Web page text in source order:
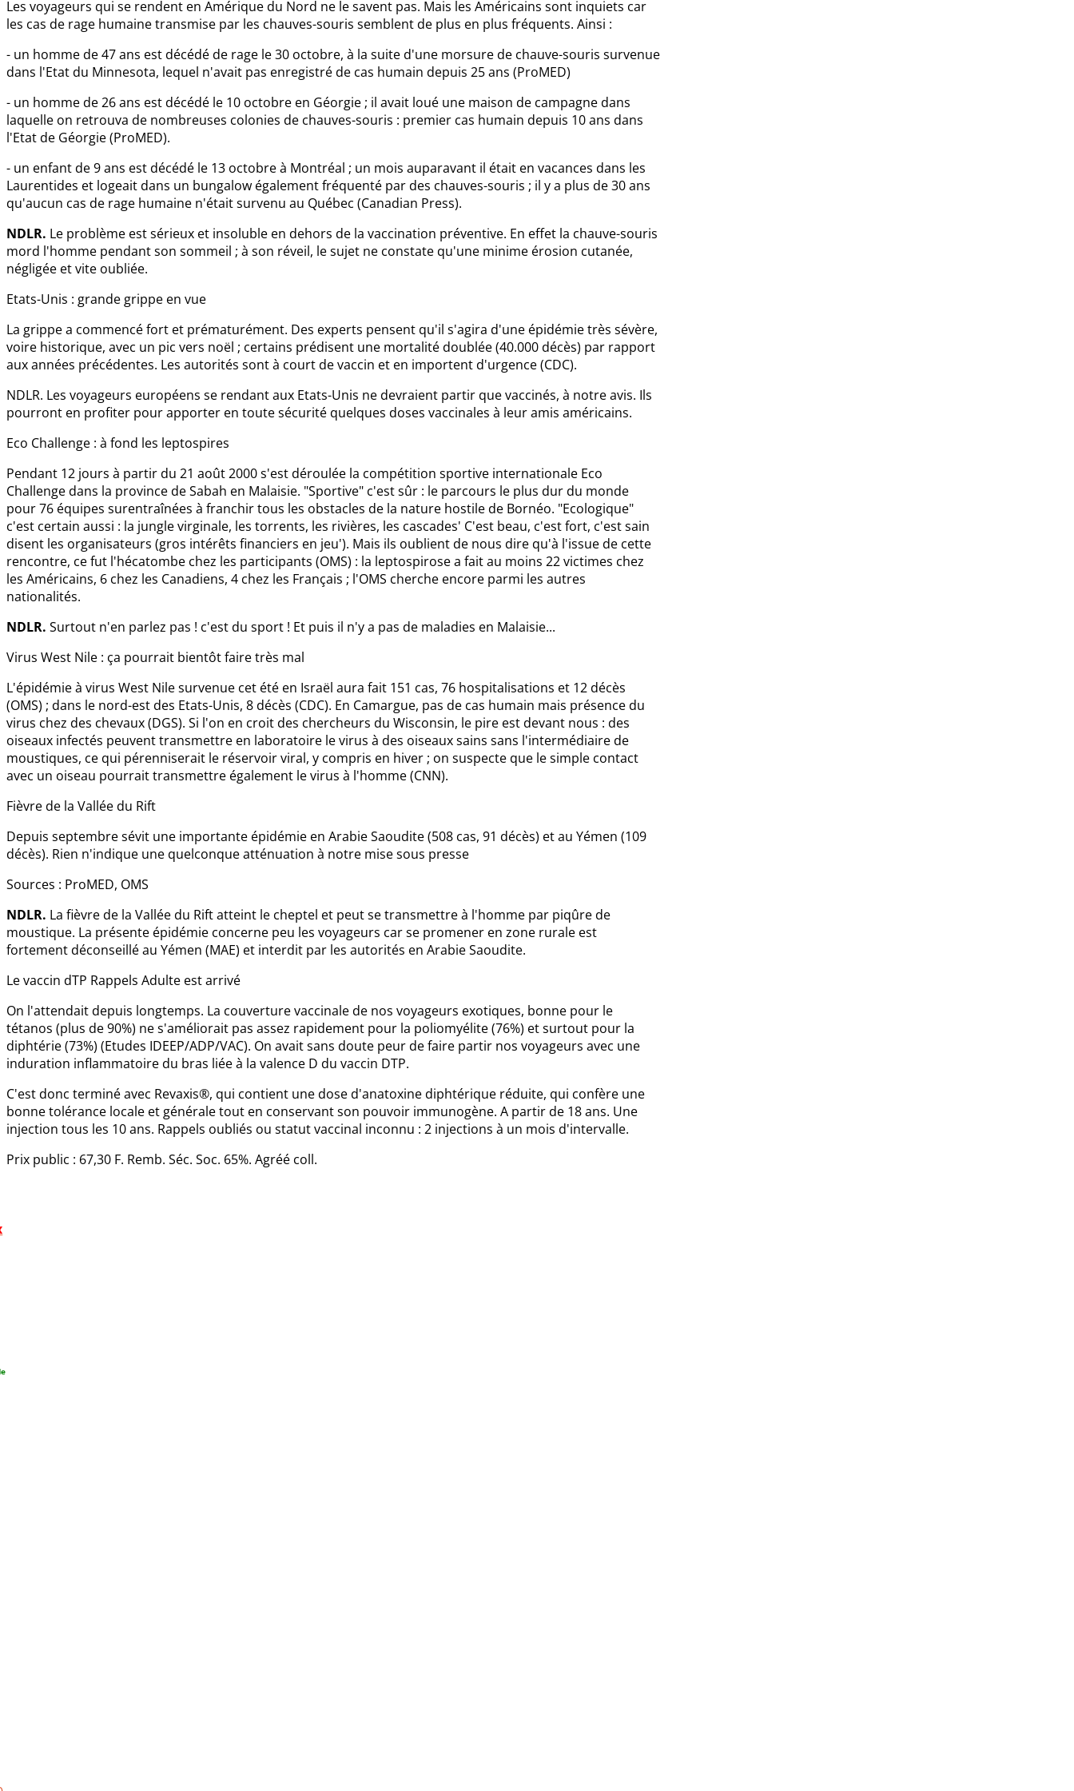
Les voyageurs qui se rendent en Amérique du Nord ne le savent pas. Mais les Américains sont inquiets car
les cas de rage humaine transmise par les chauves-souris semblent de plus en plus fréquents. Ainsi :
- un homme de 47 ans est décédé de rage le 30 octobre, à la suite d'une morsure de chauve-souris survenue
dans l'Etat du Minnesota, lequel n'avait pas enregistré de cas humain depuis 25 ans (ProMED)
- un homme de 26 ans est décédé le 10 octobre en Géorgie ; il avait loué une maison de campagne dans
laquelle on retrouva de nombreuses colonies de chauves-souris : premier cas humain depuis 10 ans dans
l'Etat de Géorgie (ProMED).
- un enfant de 9 ans est décédé le 13 octobre à Montréal ; un mois auparavant il était en vacances dans les
Laurentides et logeait dans un bungalow également fréquenté par des chauves-souris ; il y a plus de 30 ans
qu'aucun cas de rage humaine n'était survenu au Québec (Canadian Press).
NDLR. Le problème est sérieux et insoluble en dehors de la vaccination préventive. En effet la chauve-souris
mord l'homme pendant son sommeil ; à son réveil, le sujet ne constate qu'une minime érosion cutanée,
négligée et vite oubliée.
Etats-Unis : grande grippe en vue
La grippe a commencé fort et prématurément. Des experts pensent qu'il s'agira d'une épidémie très sévère,
voire historique, avec un pic vers noël ; certains prédisent une mortalité doublée (40.000 décès) par rapport
aux années précédentes. Les autorités sont à court de vaccin et en importent d'urgence (CDC).
NDLR. Les voyageurs européens se rendant aux Etats-Unis ne devraient partir que vaccinés, à notre avis. Ils
pourront en profiter pour apporter en toute sécurité quelques doses vaccinales à leur amis américains.
Eco Challenge : à fond les leptospires
Pendant 12 jours à partir du 21 août 2000 s'est déroulée la compétition sportive internationale Eco
Challenge dans la province de Sabah en Malaisie. "Sportive" c'est sûr : le parcours le plus dur du monde
pour 76 équipes surentraînées à franchir tous les obstacles de la nature hostile de Bornéo. "Ecologique"
c'est certain aussi : la jungle virginale, les torrents, les rivières, les cascades' C'est beau, c'est fort, c'est sain
disent les organisateurs (gros intérêts financiers en jeu'). Mais ils oublient de nous dire qu'à l'issue de cette
rencontre, ce fut l'hécatombe chez les participants (OMS) : la leptospirose a fait au moins 22 victimes chez
les Américains, 6 chez les Canadiens, 4 chez les Français ; l'OMS cherche encore parmi les autres
nationalités.
NDLR. Surtout n'en parlez pas ! c'est du sport ! Et puis il n'y a pas de maladies en Malaisie...
Virus West Nile : ça pourrait bientôt faire très mal
L'épidémie à virus West Nile survenue cet été en Israël aura fait 151 cas, 76 hospitalisations et 12 décès
(OMS) ; dans le nord-est des Etats-Unis, 8 décès (CDC). En Camargue, pas de cas humain mais présence du
virus chez des chevaux (DGS). Si l'on en croit des chercheurs du Wisconsin, le pire est devant nous : des
oiseaux infectés peuvent transmettre en laboratoire le virus à des oiseaux sains sans l'intermédiaire de
moustiques, ce qui pérenniserait le réservoir viral, y compris en hiver ; on suspecte que le simple contact
avec un oiseau pourrait transmettre également le virus à l'homme (CNN).
Fièvre de la Vallée du Rift
Depuis septembre sévit une importante épidémie en Arabie Saoudite (508 cas, 91 décès) et au Yémen (109
décès). Rien n'indique une quelconque atténuation à notre mise sous presse
Sources : ProMED, OMS
NDLR. La fièvre de la Vallée du Rift atteint le cheptel et peut se transmettre à l'homme par piqûre de
moustique. La présente épidémie concerne peu les voyageurs car se promener en zone rurale est
fortement déconseillé au Yémen (MAE) et interdit par les autorités en Arabie Saoudite.
Le vaccin dTP Rappels Adulte est arrivé
On l'attendait depuis longtemps. La couverture vaccinale de nos voyageurs exotiques, bonne pour le
tétanos (plus de 90%) ne s'améliorait pas assez rapidement pour la poliomyélite (76%) et surtout pour la
diphtérie (73%) (Etudes IDEEP/ADP/VAC). On avait sans doute peur de faire partir nos voyageurs avec une
induration inflammatoire du bras liée à la valence D du vaccin DTP.
C'est donc terminé avec Revaxis®, qui contient une dose d'anatoxine diphtérique réduite, qui confère une
bonne tolérance locale et générale tout en conservant son pouvoir immunogène. A partir de 18 ans. Une
injection tous les 10 ans. Rappels oubliés ou statut vaccinal inconnu : 2 injections à un mois d'intervalle.
Prix public : 67,30 F. Remb. Séc. Soc. 65%. Agréé coll.